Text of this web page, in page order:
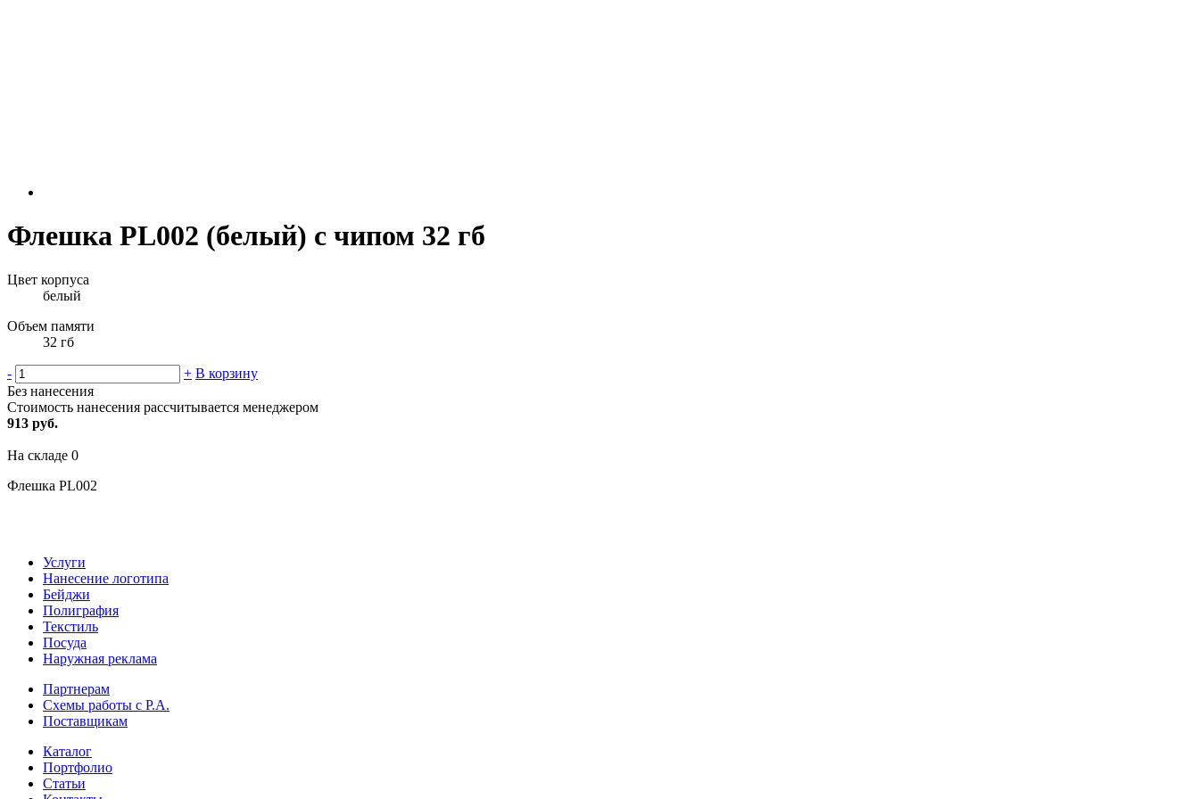
Флешка PL002 (белый) с чипом 32 гб
Цвет корпуса
белый
Объем памяти
32 гб
- + В корзину
Без нанесения
Стоимость нанесения рассчитывается менеджером
913 руб.
На складе 0
Флешка PL002
Услуги
Нанесение логотипа
Бейджи
Полиграфия
Текстиль
Посуда
Наружная реклама
Партнерам
Схемы работы с Р.А.
Поставщикам
Каталог
Портфолио
Статьи